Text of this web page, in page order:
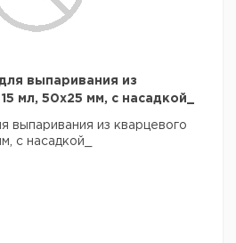
выпаривания из
мл, 50x25 мм, с насадкой_
выпаривания из кварцевого
с насадкой_